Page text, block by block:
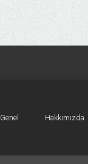
Genel Hakkımızda